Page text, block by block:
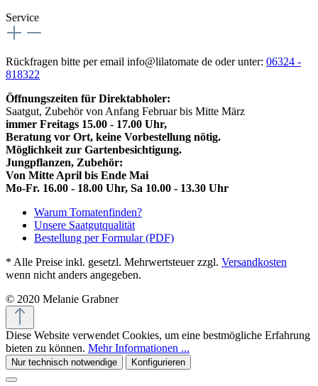
Service
Rückfragen bitte per email info@lilatomate de oder unter: 06324 -
818322
Öffnungszeiten für Direktabholer:
Saatgut, Zubehör von Anfang Februar bis Mitte März
immer Freitags 15.00 - 17.00 Uhr,
Beratung vor Ort, keine Vorbestellung nötig.
Möglichkeit zur Gartenbesichtigung.
Jungpflanzen, Zubehör:
Von Mitte April bis Ende Mai
Mo-Fr. 16.00 - 18.00 Uhr, Sa 10.00 - 13.30 Uhr
Warum Tomatenfinden?
Unsere Saatgutqualität
Bestellung per Formular (PDF)
* Alle Preise inkl. gesetzl. Mehrwertsteuer zzgl. Versandkosten
wenn nicht anders angegeben.
© 2020 Melanie Grabner
Diese Website verwendet Cookies, um eine bestmögliche Erfahrung
bieten zu können. Mehr Informationen ...
Nur technisch notwendige Konfigurieren